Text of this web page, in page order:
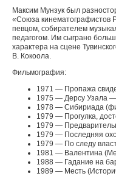
Максим Мунзук был
«Союза кинематографистов
певцом, собирателем
педагогом. Им сыграно
характера на сцене
В. Кокоола.
Фильмография:
1971 — Пропажа
1975 — Дерсу Узала
1978 — Сибириада
1979 — Прогулка,
1979 —
1979 — Последняя
1979 — По следу
1981 — Валентина
1988 — Гадание на
1989 — Месть